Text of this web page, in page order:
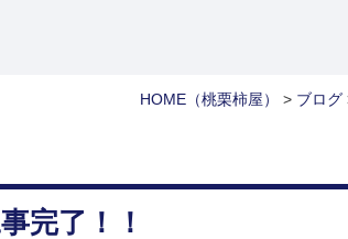
HOME （桃栗柿屋） > ブログ
完了！！